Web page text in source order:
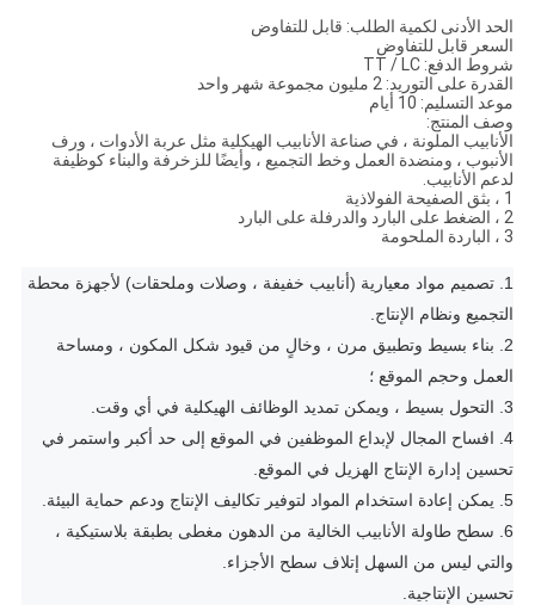
الحد الأدنى لكمية الطلب: قابل للتفاوض
السعر قابل للتفاوض
شروط الدفع: TT / LC
القدرة على التوريد: 2 مليون مجموعة شهر واحد
موعد التسليم: 10 أيام
وصف المنتج:
الأنابيب الملونة ، في صناعة الأنابيب الهيكلية مثل عربة الأدوات ، ورف
الأنبوب ، ومنضدة العمل وخط التجميع ، وأيضًا للزخرفة والبناء كوظيفة
لدعم الأنابيب.
1 ، بثق الصفيحة الفولاذية
2 ، الضغط على البارد والدرفلة على البارد
3 ، الباردة الملحومة
1. تصميم مواد معيارية (أنابيب خفيفة ، وصلات وملحقات) لأجهزة محطة
التجميع ونظام الإنتاج.
2. بناء بسيط وتطبيق مرن ، وخالٍ من قيود شكل المكون ، ومساحة
العمل وحجم الموقع ؛
3. التحول بسيط ، ويمكن تمديد الوظائف الهيكلية في أي وقت.
4. افساح المجال لإبداع الموظفين في الموقع إلى حد أكبر واستمر في
تحسين إدارة الإنتاج الهزيل في الموقع.
5. يمكن إعادة استخدام المواد لتوفير تكاليف الإنتاج ودعم حماية البيئة.
6. سطح طاولة الأنابيب الخالية من الدهون مغطى بطبقة بلاستيكية ،
والتي ليس من السهل إتلاف سطح الأجزاء.
تحسين الإنتاجية.